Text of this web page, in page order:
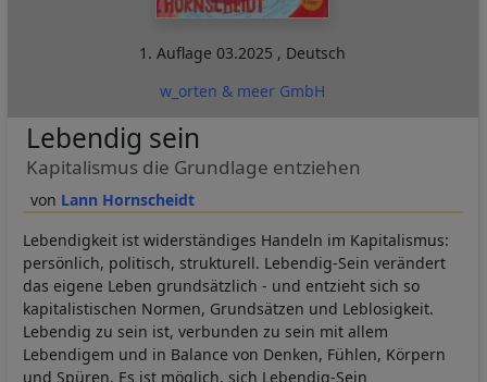
1. Auflage03.2025 , Deutsch
w_orten & meer GmbH
Lann Hornscheidt
Lebendig sein
Kapitalismus die Grundlage entziehen
Lebendigkeit ist widerständiges Handeln im Kapitalismus:
persönlich, politisch, strukturell. Lebendig-Sein verändert
das eigene Leben grundsätzlich - und entzieht sich so
kapitalistischen Normen, Grundsätzen und Leblosigkeit.
Lebendig zu sein ist, verbunden zu sein mit allem
Lebendigem und in Balance von Denken, Fühlen, Körpern
und Spüren. Es ist möglich, sich Lebendig-Sein